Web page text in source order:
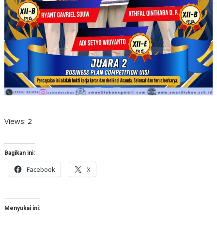
Views: 2
Bagikan ini:
Facebook X
Menyukai ini: